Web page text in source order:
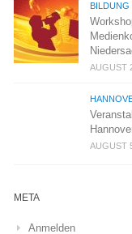
BILDUNG
AUGUST
AUGUST
META
Anmelden